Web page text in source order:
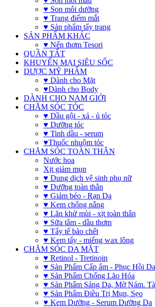
♥ Son môi dưỡng
♥ Trang điểm mắt
♥ Sản phẩm tẩy trang
SẢN PHẨM KHÁC
♥ Nến thơm Tesori
QUẦN TẤT
KHUYẾN MẠI SIÊU SỐC
DƯỢC MỸ PHẨM
♥ Dành cho Mặt
♥Dành cho Body
DÀNH CHO NAM GIỚI
CHĂM SÓC TÓC
♥ Dầu gội - xả - ủ tóc
♥ Dưỡng tóc
♥ Tinh dầu - serum
♥Thuốc nhuộm tóc
CHĂM SÓC TOÀN THÂN
Nước hoa
Xịt giảm mụn
♥ Dung dịch vệ sinh phụ nữ
♥ Dưỡng toàn thân
♥ Giảm béo - Rạn Da
♥ Kem chống nắng
♥ Lăn khử mùi - xịt toàn thân
♥ Sữa tắm - dầu thơm
♥ Tẩy tế bào chết
♥ Kem tẩy - miếng wax lông
CHĂM SÓC DA MẶT
♥ Retinol - Tretinoin
♥ Sản Phẩm Cấp ẩm - Phục Hồi Da
♥ Sản Phẩm Chống Lão Hóa
♥ Sản Phẩm Sáng Da, Mờ Nám.
♥ Sản Phẩm Điều Trị Mụn, Sẹo
♥ Kem Dưỡng - Serum Dưỡng Da